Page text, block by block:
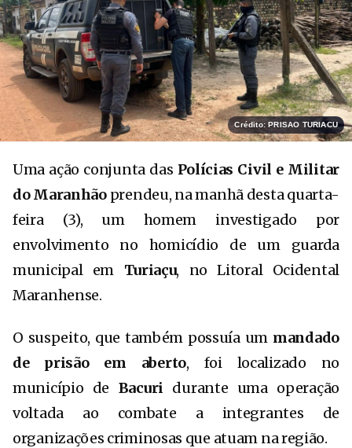
Crédito: PRISAO TURIACU
Uma ação conjunta das Polícias Civil e Militar
do Maranhãoprendeu, na manhã desta quarta-
feira (3), um homem investigado por
envolvimento no homicídio de um guarda
municipal em Turiaçu, no Litoral Ocidental
Maranhense.
O suspeito, que também possuía um mandado
de prisão em aberto, foi localizado no
município de Bacuri durante uma operação
voltada ao combate a integrantes de
organizações criminosas que atuam na região.